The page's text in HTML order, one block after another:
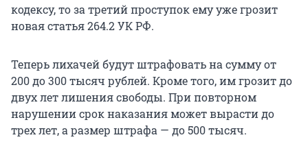
кодексу, то за третий проступок ему уже грозит
новая статья 264.2 УК РФ.
Теперь лихачей будут штрафовать на сумму от
200 до 300 тысяч рублей. Кроме того, им грозит до
двух лет лишения свободы. При повторном
нарушении срок наказания может вырасти до
трех лет, а размер штрафа — до 500 тысяч.